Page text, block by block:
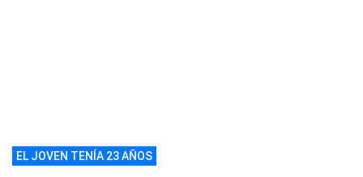
EL JOVEN TENÍA 23 AÑOS